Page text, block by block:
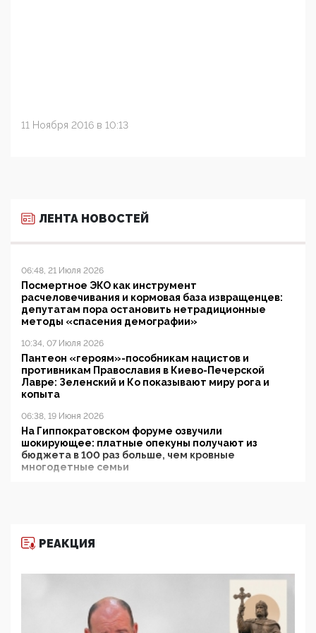
11 Ноября 2016 в 10:13
ЛЕНТА НОВОСТЕЙ
06:48, 21 Июля 2026
Посмертное ЭКО как инструмент
расчеловечивания и кормовая база извращенцев:
депутатам пора остановить нетрадиционные
методы «спасения демографии»
10:34, 07 Июля 2026
Пантеон «героям»-пособникам нацистов и
противникам Православия в Киево-Печерской
Лавре: Зеленский и Ко показывают миру рога и
копыта
06:38, 19 Июня 2026
На Гиппократовском форуме озвучили
шокирующее: платные опекуны получают из
бюджета в 100 раз больше, чем кровные
многодетные семьи
11:53, 09 Июня 2026
деятельность ИИТО ЮНЕСКО в России, но
цифроглобалисты продолжают определять
повестку в образовании
09:43, 01 Июня 2026
РЕАКЦИЯ